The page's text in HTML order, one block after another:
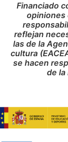
Financiado
opiniones
reflejan
las de la
cultura
se hacen
de la